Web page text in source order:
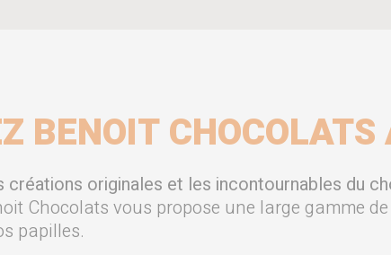
BENOIT
créations originales et les incontournables du
Chocolats vous propose une large gamme
papilles.